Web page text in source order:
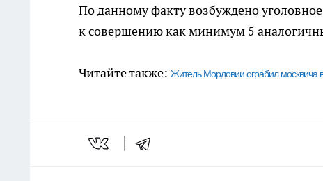
По данному факту возбуждено
к совершению как минимум 5
Читайте также: Житель Мордовии ограбил москвича